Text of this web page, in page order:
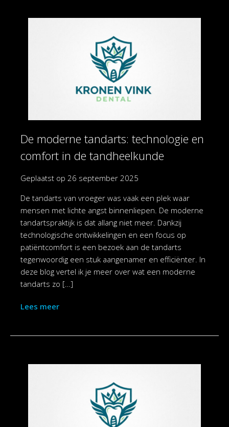
De moderne tandarts: technologie en
comfort in de tandheelkunde
Geplaatst op 26 september 2025
De tandarts van vroeger was vaak een plek waar
mensen met lichte angst binnenliepen. De moderne
tandartspraktijk is dat allang niet meer. Dankzij
technologische ontwikkelingen en een focus op
patiëntcomfort is een bezoek aan de tandarts
tegenwoordig een stuk aangenamer en efficiënter. In
deze blog vertel ik je meer over wat een moderne
tandarts zo […]
Lees meer